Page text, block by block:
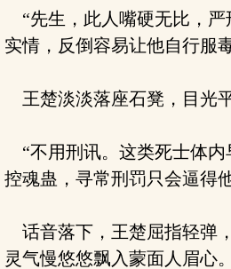
“先生，此人嘴硬无比，严
实情，反倒容易让他自行服
王楚淡淡落座石凳，目光
“不用刑讯。这类死士体内
控魂蛊，寻常刑罚只会逼得
话音落下，王楚屈指轻弹
灵气慢悠悠飘入蒙面人眉心。